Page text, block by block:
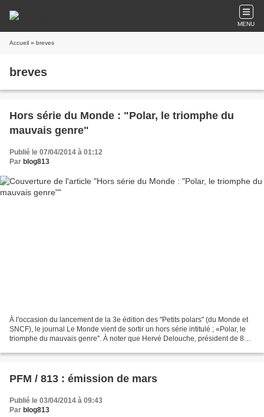
MENU
Accueil » breves
breves
Hors série du Monde : "Polar, le triomphe du
mauvais genre"
Publié le 07/04/2014 à 01:12
Par blog813
À l'occasion du lancement de la 3e édition des "Petits polars" (du Monde et
SNCF), le journal Le Monde vient de sortir un hors série intitulé ; «Polar, le
triomphe du mauvais genre". À noter que Hervé Delouche, président de 813
PFM / 813 : émission de mars
Publié le 03/04/2014 à 09:43
Par blog813